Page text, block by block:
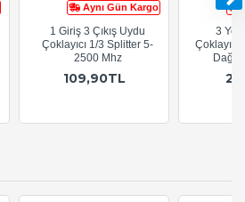
Aynı Gün Kargo
1 Giriş 3 Çıkış Uydu
Çoklayıcı 1/3 Splitter 5-
2500 Mhz
109,90TL
3